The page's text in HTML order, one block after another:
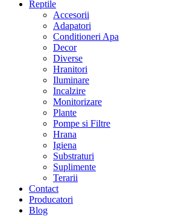
Reptile
Accesorii
Adapatori
Conditioneri Apa
Decor
Diverse
Hranitori
Iluminare
Incalzire
Monitorizare
Plante
Pompe si Filtre
Hrana
Igiena
Substraturi
Suplimente
Terarii
Contact
Producatori
Blog